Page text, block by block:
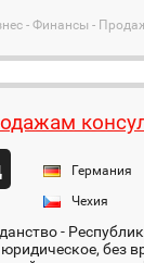
- Финансы -
Германия
Чехия
-
без